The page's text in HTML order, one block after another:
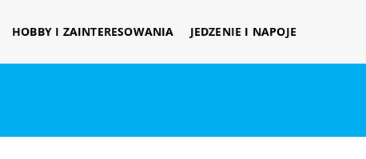
HOBBY I ZAINTERESOWANIA JEDZENIE I NAPOJE